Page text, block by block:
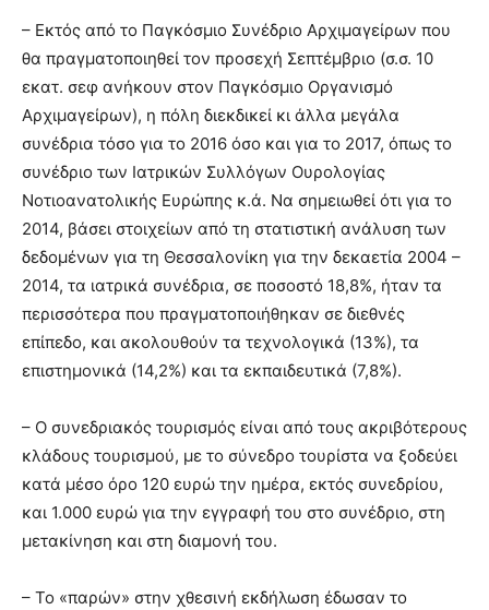
– Εκτός από το Παγκόσμιο Συνέδριο Αρχιμαγείρων που
θα πραγματοποιηθεί τον προσεχή Σεπτέμβριο (σ.σ. 10
εκατ. σεφ ανήκουν στον Παγκόσμιο Οργανισμό
Αρχιμαγείρων), η πόλη διεκδικεί κι άλλα μεγάλα
συνέδρια τόσο για το 2016 όσο και για το 2017, όπως το
συνέδριο των Ιατρικών Συλλόγων Ουρολογίας
Νοτιοανατολικής Ευρώπης κ.ά. Να σημειωθεί ότι για το
2014, βάσει στοιχείων από τη στατιστική ανάλυση των
δεδομένων για τη Θεσσαλονίκη για την δεκαετία 2004 –
2014, τα ιατρικά συνέδρια, σε ποσοστό 18,8%, ήταν τα
περισσότερα που πραγματοποιήθηκαν σε διεθνές
επίπεδο, και ακολουθούν τα τεχνολογικά (13%), τα
επιστημονικά (14,2%) και τα εκπαιδευτικά (7,8%).
– Ο συνεδριακός τουρισμός είναι από τους ακριβότερους
κλάδους τουρισμού, με το σύνεδρο τουρίστα να ξοδεύει
κατά μέσο όρο 120 ευρώ την ημέρα, εκτός συνεδρίου,
και 1.000 ευρώ για την εγγραφή του στο συνέδριο, στη
μετακίνηση και στη διαμονή του.
– Το «παρών» στην χθεσινή εκδήλωση έδωσαν το